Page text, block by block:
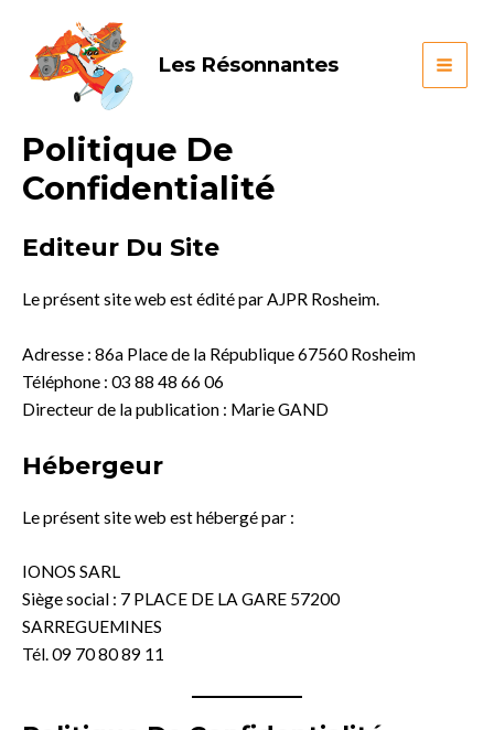
contenu
Les Résonnantes
Politique De
Confidentialité
Editeur Du Site
Le présent site web est édité par AJPR Rosheim.
Adresse : 86a Place de la République 67560 Rosheim
Téléphone : 03 88 48 66 06
Directeur de la publication : Marie GAND
Hébergeur
Le présent site web est hébergé par :
IONOS SARL
Siège social : 7 PLACE DE LA GARE 57200
SARREGUEMINES
Tél. 09 70 80 89 11